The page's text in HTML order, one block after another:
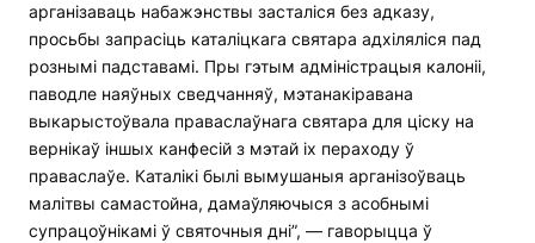
арганізаваць набажэнствы засталіся без адказу,
просьбы запрасіць каталіцкага святара адхіляліся пад
рознымі падставамі. Пры гэтым адміністрацыя калоніі,
паводле наяўных сведчанняў, мэтанакіравана
выкарыстоўвала праваслаўнага святара для ціску на
вернікаў іншых канфесій з мэтай іх пераходу ў
праваслаўе. Каталікі былі вымушаныя арганізоўваць
малітвы самастойна, дамаўляючыся з асобнымі
супрацоўнікамі ў святочныя дні”, — гаворыцца ў